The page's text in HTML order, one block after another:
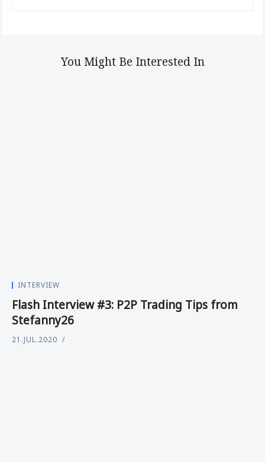
You Might Be Interested In
INTERVIEW
Flash Interview #3: P2P Trading Tips from
Stefanny26
21.JUL.2020